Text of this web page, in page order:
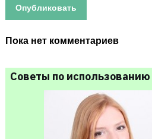
Пока нет комментариев
Советы по использованию